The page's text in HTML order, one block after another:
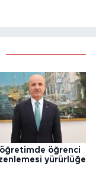
öğrenci
yürürlüğe